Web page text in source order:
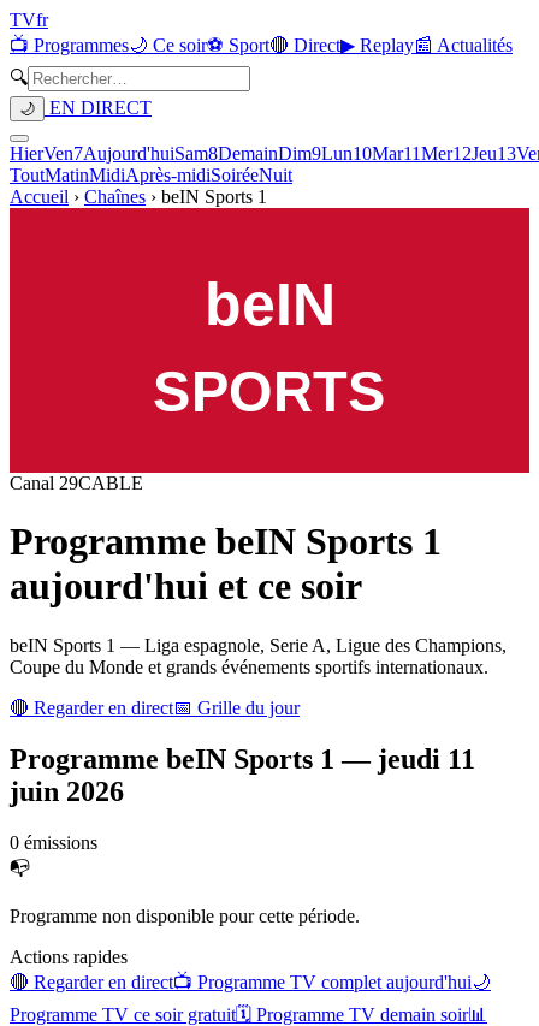
TVfr
📺 Programmes🌙 Ce soir⚽ Sport🔴 Direct▶ Replay📰 Actualités
🔍
🌙 EN DIRECT
HierVen7Aujourd'huiSam8DemainDim9Lun10Mar11Mer12Jeu13
ToutMatinMidiAprès-midiSoiréeNuit
Accueil › Chaînes › beIN Sports 1
Canal 29CABLE
Programme beIN Sports 1
aujourd'hui et ce soir
beIN Sports 1 — Liga espagnole, Serie A, Ligue des Champions,
Coupe du Monde et grands événements sportifs internationaux.
🔴 Regarder en direct📅 Grille du jour
Programme beIN Sports 1 — jeudi 11
juin 2026
0 émissions
📭
Programme non disponible pour cette période.
Actions rapides
🔴 Regarder en direct📺 Programme TV complet aujourd'hui🌙
Programme TV ce soir gratuit🗓 Programme TV demain soir📊